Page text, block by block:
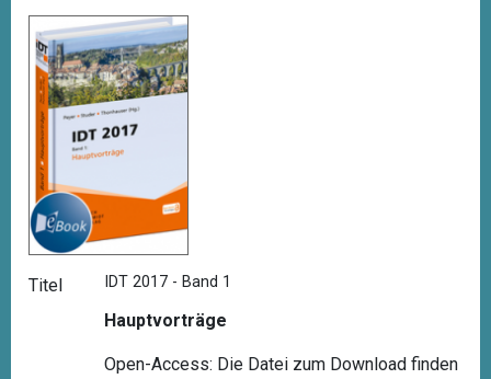
Titel IDT 2017 - Band 1
Hauptvorträge
Open-Access: Die Datei zum Download finden